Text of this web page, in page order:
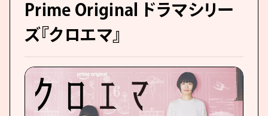
Prime Original ドラマシリー
ズ『クロエマ』